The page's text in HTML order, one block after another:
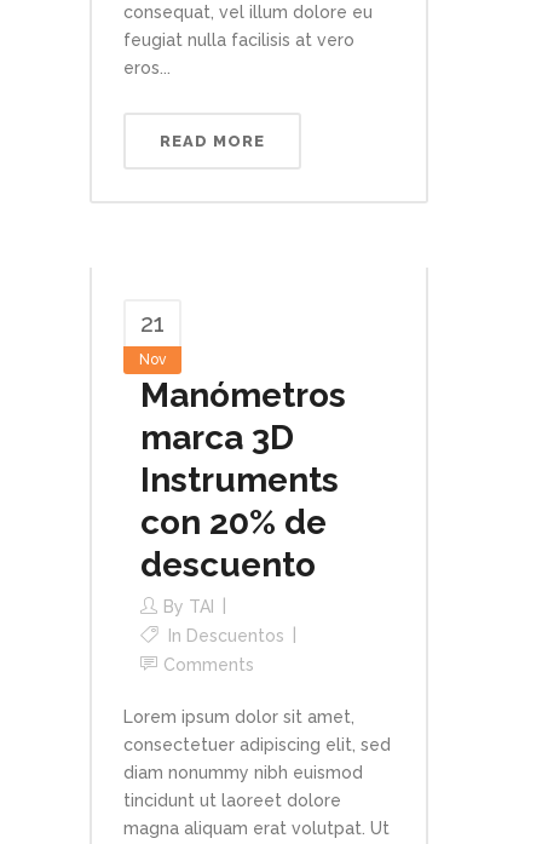
consequat, vel illum dolore eu
feugiat nulla facilisis at vero
eros...
READ MORE
21
Nov
Manómetros
marca 3D
Instruments
con 20% de
descuento
By TAI
In Descuentos
Comments
Lorem ipsum dolor sit amet,
consectetuer adipiscing elit, sed
diam nonummy nibh euismod
tincidunt ut laoreet dolore
magna aliquam erat volutpat. Ut